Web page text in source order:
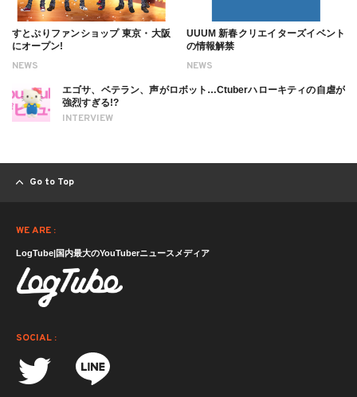
NEWS
すとぷりファンショップ 東京・大阪
にオープン!
NEWS
UUUM 新春クリエイターズイベント
の情報解禁
INTERVIEW
エゴサ、ベテラン、声がロボット…Ctuberハローキティの自虐が
強烈すぎる!?
Go to Top
WE ARE :
LogTube|国内最大のYouTuberニュースメディア
SOCIAL :